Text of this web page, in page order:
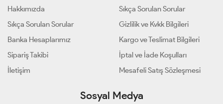
Hakkımızda
Sıkça Sorulan Sorular
Banka Hesaplarımız
Sipariş Takibi
İletişim
Sıkça Sorulan Sorular
Gizlilik ve Kvkk Bilgileri
Kargo ve Teslimat Bilgileri
İptal ve İade Koşulları
Mesafeli Satış Sözleşmesi
Sosyal Medya